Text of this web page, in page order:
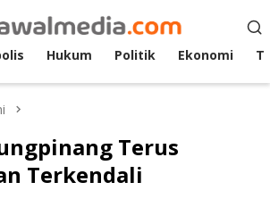
Hukum Politik Ekonomi
Terus
Terkendali